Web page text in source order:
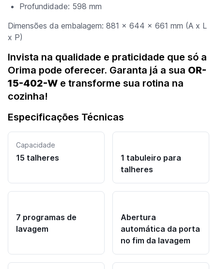
Profundidade: 598 mm
Dimensões da embalagem: 881 x 644 x 661 mm (A x L
x P)
Invista na qualidade e praticidade que só a
Orima pode oferecer. Garanta já a sua OR-
15-402-W e transforme sua rotina na
cozinha!
Especificações Técnicas
Capacidade
15 talheres
1 tabuleiro para
talheres
7 programas de
lavagem
Abertura
automática da porta
no fim da lavagem